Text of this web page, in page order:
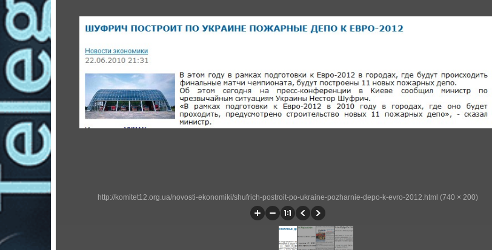
http://komitet12.org.ua/novosti-ekonomiki/shufrich-postroit-po-ukraine-pozharnie-depo-k-evro-2012.html (740 × 200)